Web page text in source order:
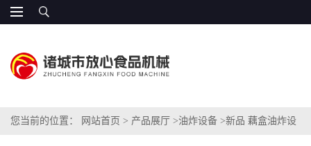
您当前的位置： 网站首页 > 产品展厅 >油炸设备 >新品 藕盒油炸设